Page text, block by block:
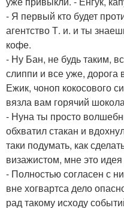
- Я первый кто будет
агентство Т. и. и ты
кофе.
- Ну Бан, не будь таким,
слиппи и все уже, дорога
Ежик, чоноп кокосового
вязла вам горячий
- Нуна ты просто
обхватил стакан и
таки подумать, как
визажистом, мне это
- Полностью согласен с
вне хогвартса дело
рад такому исходу